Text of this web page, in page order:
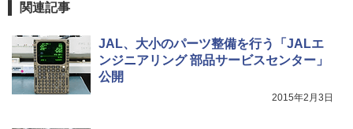
関連記事
JAL、大小のパーツ整備を行う「JALエ
ンジニアリング 部品サービスセンター」
公開
2015年2月3日